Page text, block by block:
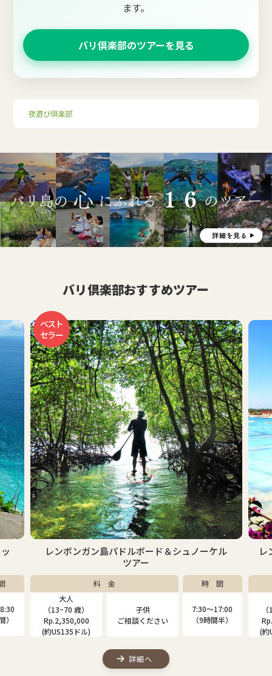
ます。
バリ倶楽部のツアーを見る
夜遊び倶楽部
バリ倶楽部おすすめツアー
）
レンボンガン島マングローブ＆シュノーケルツ
アー
料 金
大人
（13~80 歳）
Rp.2,000,000
(約US115ドル)
（4~12 歳）
Rp.1,310,000
時 間
7:30〜17:00
（9時間半）
詳細へ
(約